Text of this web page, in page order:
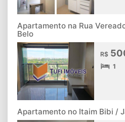
Apartamento na Rua
Belo
R$
1
Apartamento no Itaim Bibi /